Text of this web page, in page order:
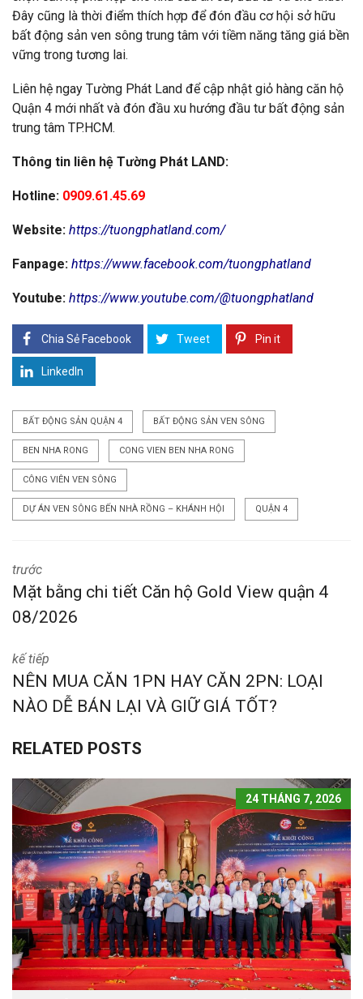
Đây cũng là thời điểm thích hợp để đón đầu cơ hội sở hữu
bất động sản ven sông trung tâm với tiềm năng tăng giá bền
vững trong tương lai.
Liên hệ ngay Tường Phát Land để cập nhật giỏ hàng căn hộ
Quận 4 mới nhất và đón đầu xu hướng đầu tư bất động sản
trung tâm TP.HCM.
Thông tin liên hệ Tường Phát LAND:
Hotline: 0909.61.45.69
Website: https://tuongphatland.com/
Fanpage: https://www.facebook.com/tuongphatland
Youtube: https://www.youtube.com/@tuongphatland
Chia Sẻ Facebook Tweet Pin it
LinkedIn
BẤT ĐỘNG SẢN QUẬN 4 BẤT ĐỘNG SẢN VEN SÔNG
BEN NHA RONG CONG VIEN BEN NHA RONG
CÔNG VIÊN VEN SÔNG
DỰ ÁN VEN SÔNG BẾN NHÀ RỒNG – KHÁNH HỘI QUẬN 4
trước
Mặt bằng chi tiết Căn hộ Gold View quận 4
08/2026
kế tiếp
NÊN MUA CĂN 1PN HAY CĂN 2PN: LOẠI
NÀO DỄ BÁN LẠI VÀ GIỮ GIÁ TỐT?
RELATED POSTS
24 THÁNG 7, 2026